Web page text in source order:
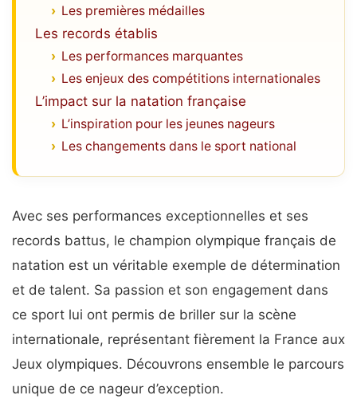
Les premières médailles
Les records établis
Les performances marquantes
Les enjeux des compétitions internationales
L’impact sur la natation française
L’inspiration pour les jeunes nageurs
Les changements dans le sport national
Avec ses performances exceptionnelles et ses
records battus, le champion olympique français de
natation est un véritable exemple de détermination
et de talent. Sa passion et son engagement dans
ce sport lui ont permis de briller sur la scène
internationale, représentant fièrement la France aux
Jeux olympiques. Découvrons ensemble le parcours
unique de ce nageur d’exception.